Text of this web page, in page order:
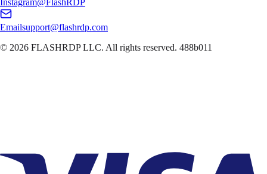
Instagram@FlashRDP
Emailsupport@flashrdp.com
© 2026 FLASHRDP LLC. All rights reserved. 488b011